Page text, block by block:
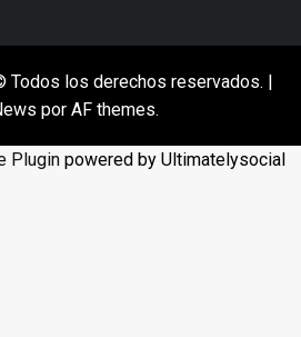
Todos los derechos reservados. |
por AF themes.
Plugin powered by Ultimatelysocial